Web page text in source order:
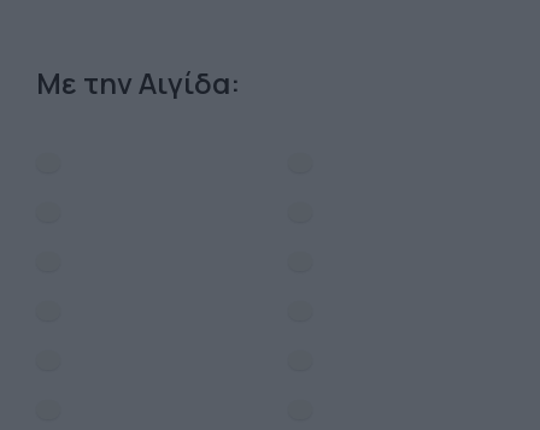
Με την Αιγίδα: